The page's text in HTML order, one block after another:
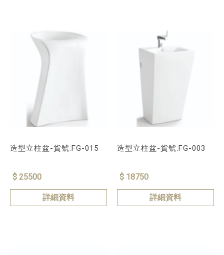
造型立柱盆-貨號:FG-015
$ 25500
詳細資料
造型立柱盆-貨號:FG-003
$ 18750
詳細資料